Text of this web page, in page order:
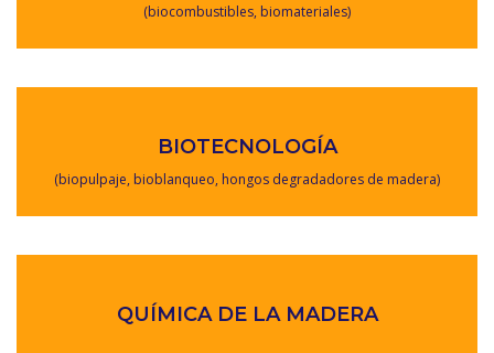
(biocombustibles, biomateriales)
BIOTECNOLOGÍA
(biopulpaje, bioblanqueo, hongos degradadores de madera)
QUÍMICA DE LA MADERA